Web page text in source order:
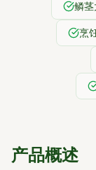
鳞茎
烹
产品概述